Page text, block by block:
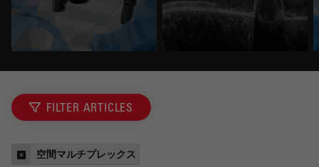
FILTER ARTICLES
空間マルチプレックス